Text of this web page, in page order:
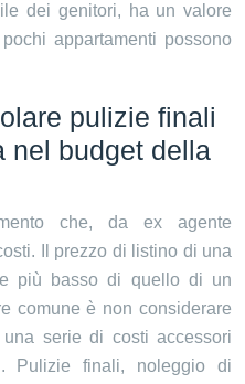
dei genitori, ha un valore
appartamenti possono
pulizie finali
nel budget della
che, da ex agente
Il prezzo di listino di una
più basso di quello di un
comune è non considerare
serie di costi accessori
Pulizie finali, noleggio di